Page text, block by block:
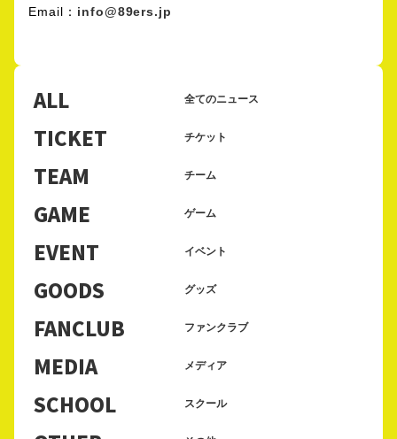
Email： info@89ers.jp
ALL 全てのニュース
TICKET チケット
TEAM チーム
GAME ゲーム
EVENT イベント
GOODS グッズ
FANCLUB ファンクラブ
MEDIA メディア
SCHOOL スクール